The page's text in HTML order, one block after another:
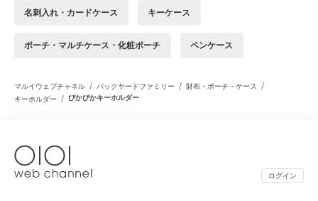
名刺入れ・カードケース キーケース
ポーチ・マルチケース・化粧ポーチ ペンケース
マルイウェブチャネル / バックヤードファミリー / 財布・ポーチ・ケース /
キーホルダー / ぴかぴかキーホルダー
ログイン